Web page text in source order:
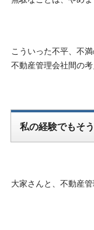
こういった不平、不
不動産管理会社間の
私の経験でもそ
大家さんと、不動産